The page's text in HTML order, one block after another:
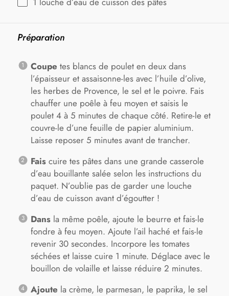
Préparation
Coupe tes blancs de poulet en deux dans
l’épaisseur et assaisonne-les avec l’huile d’olive,
les herbes de Provence, le sel et le poivre. Fais
chauffer une poêle à feu moyen et saisis le
poulet 4 à 5 minutes de chaque côté. Retire-le et
couvre-le d’une feuille de papier aluminium.
Laisse reposer 5 minutes avant de trancher.
Faiscuire tes pâtes dans une grande casserole
d’eau bouillante salée selon les instructions du
paquet. N’oublie pas de garder une louche
d’eau de cuisson avant d’égoutter !
Dansla même poêle, ajoute le beurre et fais-le
fondre à feu moyen. Ajoute l’ail haché et fais-le
revenir 30 secondes. Incorpore les tomates
séchées et laisse cuire 1 minute. Déglace avec le
bouillon de volaille et laisse réduire 2 minutes.
Ajoute la crème, le parmesan, le paprika, le sel